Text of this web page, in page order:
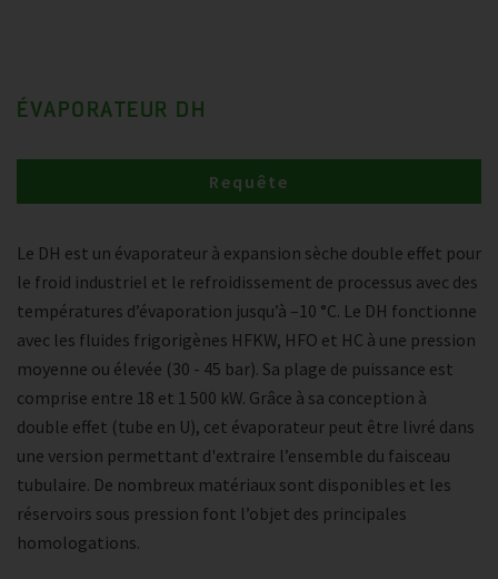
ÉVAPORATEUR DH
Le DH est un évaporateur à expansion sèche double effet pour
le froid industriel et le refroidissement de processus avec des
températures d’évaporation jusqu’à –10 °C. Le DH fonctionne
avec les fluides frigorigènes HFKW, HFO et HC à une pression
moyenne ou élevée (30 - 45 bar). Sa plage de puissance est
comprise entre 18 et 1 500 kW. Grâce à sa conception à
double effet (tube en U), cet évaporateur peut être livré dans
une version permettant d'extraire l’ensemble du faisceau
tubulaire. De nombreux matériaux sont disponibles et les
réservoirs sous pression font l’objet des principales
homologations.
Requête